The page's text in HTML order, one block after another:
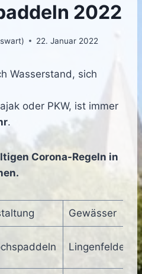
2022
22. Januar 2022
Wasserstand, sich
oder PKW, ist immer
.
Corona-Regeln in
Gewässer
Lingenfelder